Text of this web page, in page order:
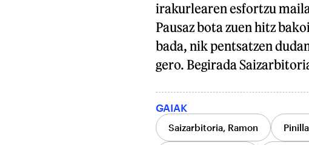
irakurlearen esfortzu
Pausaz bota zuen hitz
bada, nik pentsatzen
gero. Begirada
GAIAK
Saizarbitoria, Ramon